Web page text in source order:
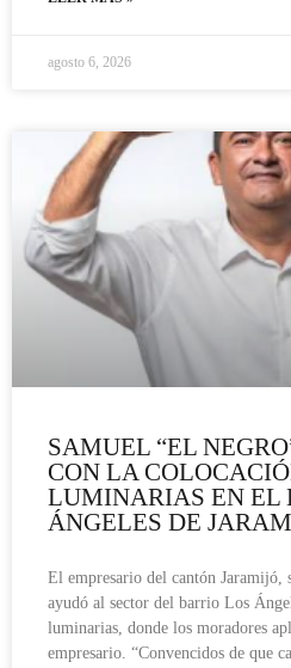
agosto 6, 2026
SAMUEL “EL
CON LA
LUMINARIAS EN EL
ÁNGELES DE
El empresario del cantón Jaramijó,
ayudó al sector del barrio Los
luminarias, donde los moradores
empresario. “Convencidos de que